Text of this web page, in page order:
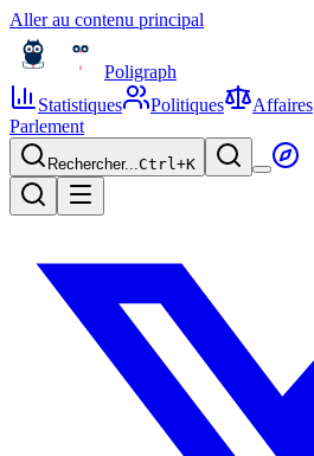
Aller au contenu principal
Poligraph
Statistiques
Politiques Affaires
Parlement
Rechercher...Ctrl+K